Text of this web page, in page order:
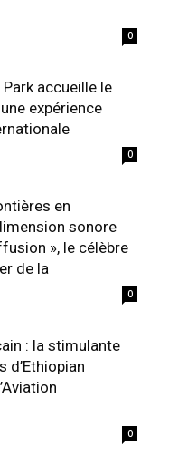
0
accueille le
expérience
0
en
sonore
», le célèbre
de la
0
: la stimulante
d’Ethiopian
0